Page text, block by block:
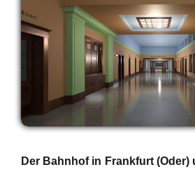
Der Bahnhof in Frankfurt (Oder)